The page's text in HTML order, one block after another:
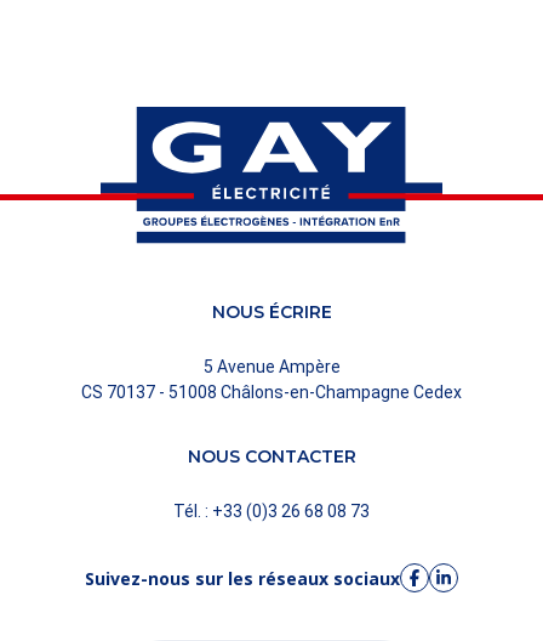
NOUS ÉCRIRE
5 Avenue Ampère
CS 70137 - 51008 Châlons-en-Champagne Cedex
NOUS CONTACTER
Tél. : +33 (0)3 26 68 08 73
Suivez-nous sur les réseaux sociaux